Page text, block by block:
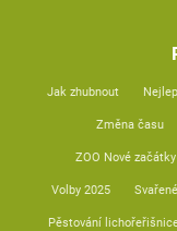
Jak zhubnout
Změna času
ZOO Nové začátky
Volby 2025
Pěstování